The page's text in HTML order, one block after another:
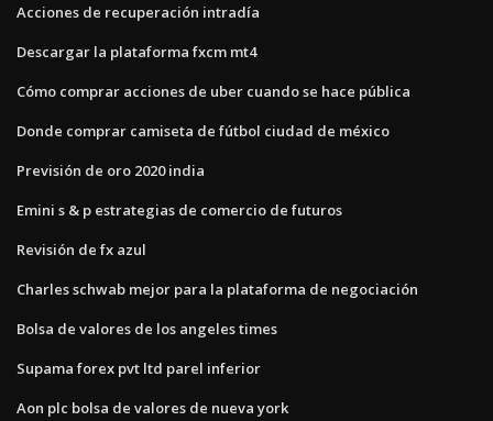
Acciones de recuperación intradía
Descargar la plataforma fxcm mt4
Cómo comprar acciones de uber cuando se hace pública
Donde comprar camiseta de fútbol ciudad de méxico
Previsión de oro 2020 india
Emini s & p estrategias de comercio de futuros
Revisión de fx azul
Charles schwab mejor para la plataforma de negociación
Bolsa de valores de los angeles times
Supama forex pvt ltd parel inferior
Aon plc bolsa de valores de nueva york